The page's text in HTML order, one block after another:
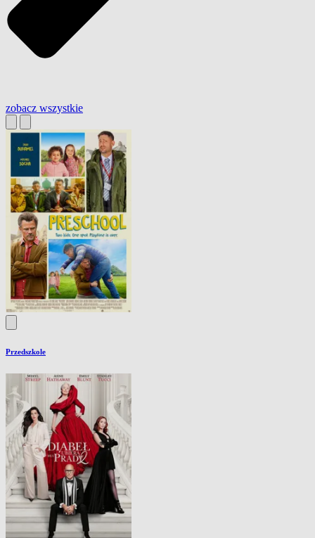
zobacz wszystkie
Przedszkole